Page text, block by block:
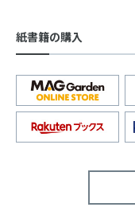
紙書籍の購入